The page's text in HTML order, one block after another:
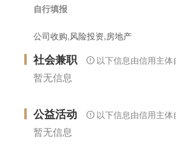
自行填报
公司收购,风险投资,房地产
社会兼职 以下信息由信用主体
暂无信息
公益活动 以下信息由信用主体
暂无信息